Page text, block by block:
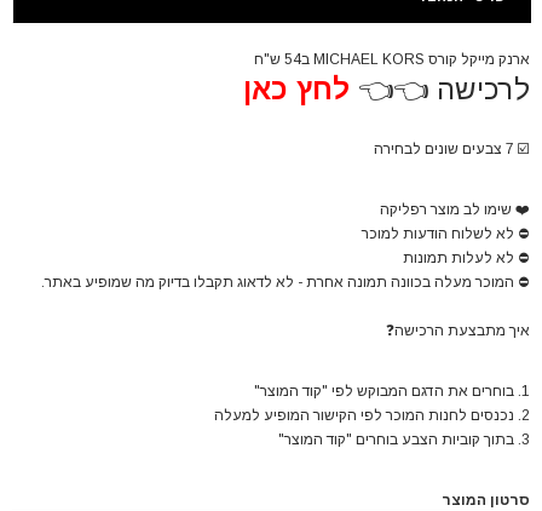
ארנק מייקל קורס MICHAEL KORS ב54 ש"ח
לרכישה 👈👈 לחץ כאן
☑️
❤️ שימו לב מוצר רפליקה
⛔ לא לשלוח הודעות למוכר
⛔ לא לעלות תמונות
⛔ המוכר מעלה בכוונה תמונה אחרת - לא לדאוג תקבלו בדיוק מה שמופיע באתר.
איך מתבצעת הרכישה❓
1. בוחרים את הדגם המבוקש לפי "קוד המוצר"
2. נכנסים לחנות המוכר לפי הקישור המופיע למעלה
3. בתוך קוביות הצבע בוחרים "קוד המוצר"
סרטון המוצר